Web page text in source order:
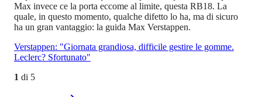
Max invece ce la porta eccome al limite, questa RB18. La
quale, in questo momento, qualche difetto lo ha, ma di sicuro
ha un gran vantaggio: la guida Max Verstappen.
Verstappen: "Giornata grandiosa, difficile gestire le gomme.
Leclerc? Sfortunato"
1 di 5